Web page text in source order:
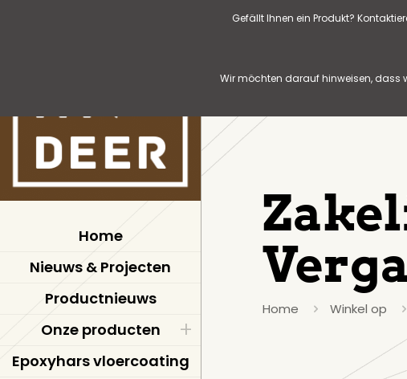
Gefällt Ihnen ein Produkt?
Wir möchten darauf hinweisen, dass
Home
Nieuws & Projecten
Productnieuws
Onze producten
Epoxyhars vloercoating
Home Winkel op